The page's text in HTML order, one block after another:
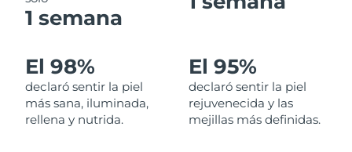
1 semana
El 98%
declaró sentir la piel
más sana, iluminada,
rellena y nutrida.
El 95%
declaró sentir la piel
rejuvenecida y las
mejillas más definidas.
Reunión
Rumanía
Rusia Entrega prevista8/18/26
Arabia Saudí Entrega prevista 8/11/26